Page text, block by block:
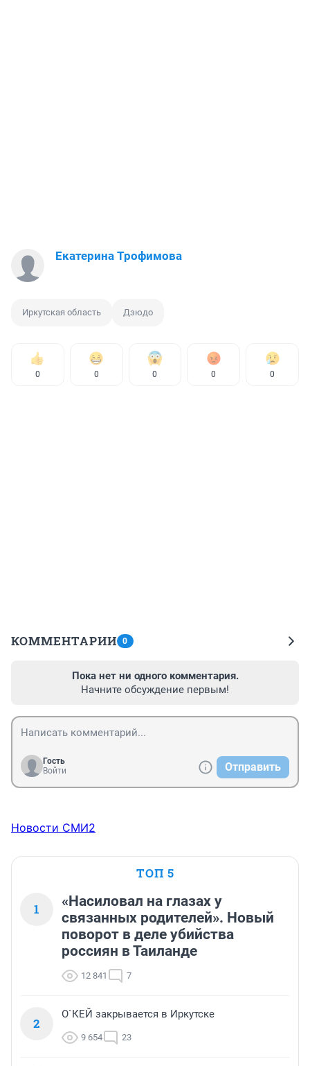
Екатерина Трофимова
Иркутская область Дзюдо
0 0 0 0 0
КОММЕНТАРИИ 0
Пока нет ни одного комментария.
Начните обсуждение первым!
Гость
Войти
Отправить
Новости СМИ2
ТОП 5
1
«Насиловал на глазах у
связанных родителей». Новый
поворот в деле убийства
россиян в Таиланде
12 841 7
2
О`КЕЙ закрывается в Иркутске
9 654 23